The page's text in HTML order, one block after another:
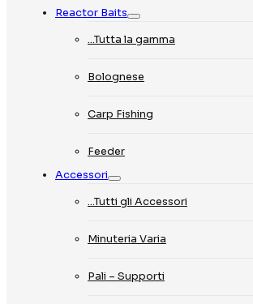
Reactor Baits
…Tutta la gamma
Bolognese
Carp Fishing
Feeder
Accessori
…Tutti gli Accessori
Minuteria Varia
Pali – Supporti